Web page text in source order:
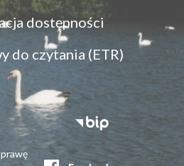
dostępności
do czytania (ETR)
Stopka
serwisy